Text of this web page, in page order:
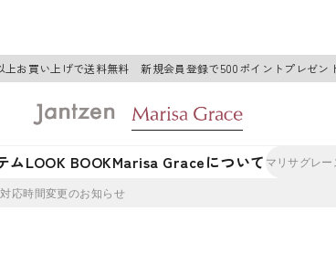
上お買い上げで送料無料 新規会員登録で500ポイントプレゼン
ムLOOK BOOKMarisa Graceについて
応時間変更のお知らせ